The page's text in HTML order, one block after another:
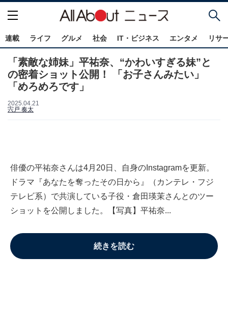
連載 ライフ グルメ 社会 IT・ビジネス エンタメ リサ
「素敵な姉妹」平祐奈、“かわいすぎる妹”と
の密着ショット公開！ 「お子さんみたい」
「めろめろです」
2025.04.21
宍戸 奏太
俳優の平祐奈さんは4月20日、自身のInstagramを更新。
ドラマ『あなたを奪ったその日から』（カンテレ・フジ
テレビ系）で共演している子役・倉田瑛茉さんとのツー
ショットを公開しました。【写真】平祐奈...
続きを読む